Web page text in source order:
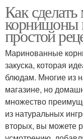
Как
корнишоны
простой
Маринованные
закуска, которая
блюдам. Многие из
магазине, но
множество
из натуральных
вторых, вы можете